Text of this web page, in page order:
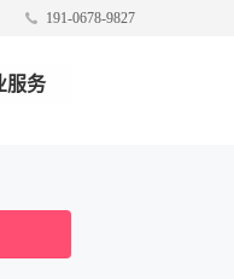
191-0678-9827
服务